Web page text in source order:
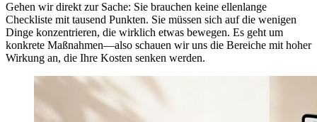
Gehen wir direkt zur Sache: Sie brauchen keine ellenlange
Checkliste mit tausend Punkten. Sie müssen sich auf die wenigen
Dinge konzentrieren, die wirklich etwas bewegen. Es geht um
konkrete Maßnahmen—also schauen wir uns die Bereiche mit hoher
Wirkung an, die Ihre Kosten senken werden.